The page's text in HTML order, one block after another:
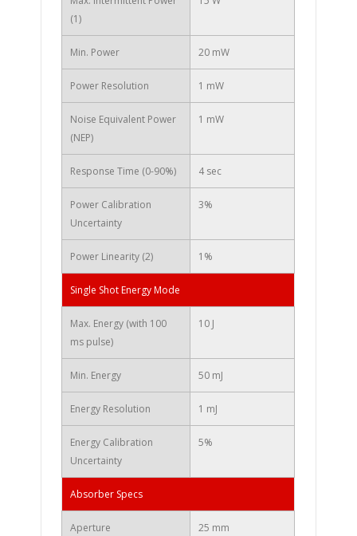
(1)
Min. Power 20 mW
Power Resolution 1 mW
Noise Equivalent Power
(NEP)
1 mW
Response Time (0-90%) 4 sec
Power Calibration
Uncertainty
3%
Power Linearity (2) 1%
Single Shot Energy Mode
Max. Energy (with 100
ms pulse)
10 J
Min. Energy 50 mJ
Energy Resolution 1 mJ
Energy Calibration
Uncertainty
5%
Absorber Specs
Aperture 25 mm